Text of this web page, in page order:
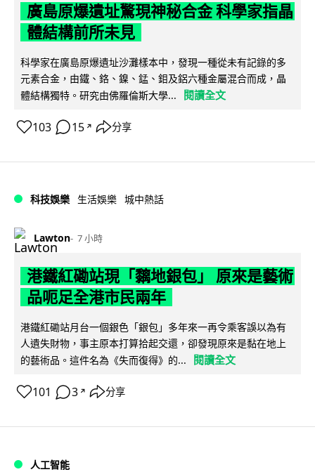
廣島原爆遺址驚現神秘合金 科學家指晶
體結構前所未見
科學家在廣島原爆遺址沙灘樣本中，發現一種從未有記錄的多
元素合金，由鐵、鉻、鎳、錳、鉬及鋁六種金屬混合而成，晶
體結構獨特。研究由佛羅倫斯大學...
閱讀全文
103 15 ↗ 分享
科技娛樂 生活娛樂 城中熱話
Lawton 7 小時
港鐵紅磡站現「黐地銀包」 原來是藝術
品呃足全港市民兩年
港鐵紅磡站月台一個銀色「銀包」多年來一再令乘客誤以為有
人遺失財物，事主原本打算拾起交還，卻發現原來是黏在地上
的藝術品。這件名為《失而復得》的...
閱讀全文
101 3 ↗ 分享
人工智能